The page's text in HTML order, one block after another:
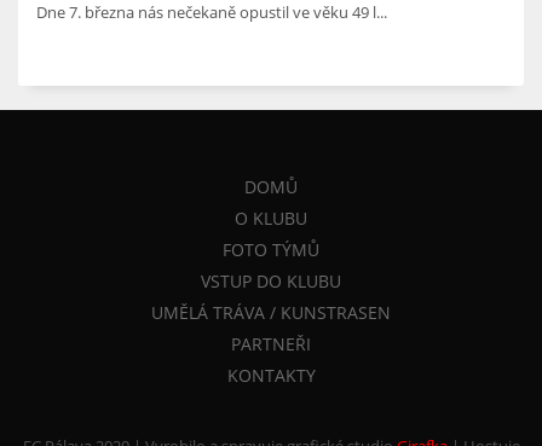
Dne 7. března nás nečekaně opustil ve věku 49 l...
DOMŮ
O KLUBU
FOTO TÝMŮ
VSTUP DO KLUBU
UMĚLÁ TRÁVA / KUNSTRASEN
PARTNEŘI
KONTAKTY